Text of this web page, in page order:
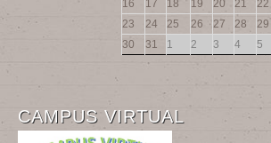
16
17 18 19 20 21
22
23
24 25 26 27 28
29
30
31 1 2 3 4 5
CAMPUS VIRTUAL